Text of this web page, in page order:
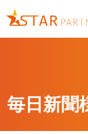
毎日新聞